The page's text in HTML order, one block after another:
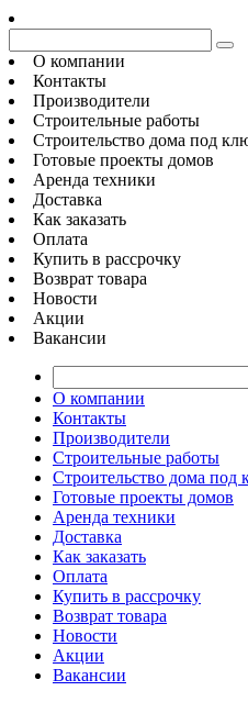
О компании
Контакты
Производители
Строительные работы
Строительство дома под
Готовые проекты домов
Аренда техники
Доставка
Как заказать
Оплата
Купить в рассрочку
Возврат товара
Новости
Акции
Вакансии
О компании
Контакты
Производители
Строительные работы
Строительство дома под
Готовые проекты домов
Аренда техники
Доставка
Как заказать
Оплата
Купить в рассрочку
Возврат товара
Новости
Акции
Вакансии